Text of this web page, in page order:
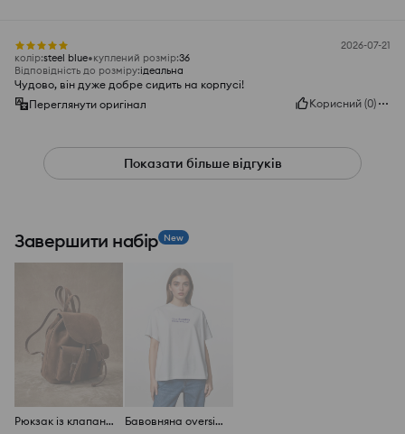
2026-07-21
колір:steel blue куплений розмір:36
Відповідність до розміру:ідеальна
Чудово, він дуже добре сидить на корпусі!
Переглянути оригінал
Корисний (0)
Показати більше відгуків
Завершити набір New
Рюкзак із клапаном з еко-замші Бавовняна oversize футболка з принтом